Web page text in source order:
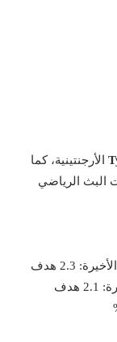
الأرجنتينية، كما
البث الرياضي
2.3 هدف